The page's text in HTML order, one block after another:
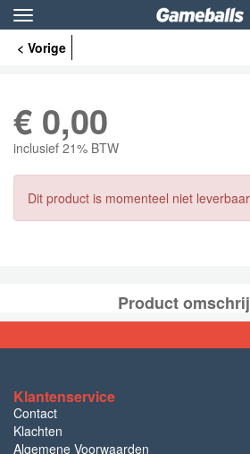
Toggle
navigation
< Vorige
€ 0,00
inclusief 21% BTW
Dit product is momenteel niet leverbaar
Product
Klantenservice
Contact
Klachten
Algemene Voorwaarden